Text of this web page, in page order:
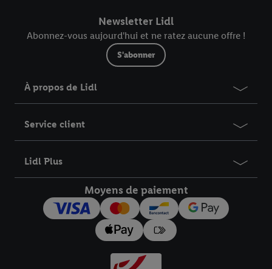
Newsletter Lidl
Abonnez-vous aujourd'hui et ne ratez aucune offre !
S'abonner
À propos de Lidl
Service client
Lidl Plus
Moyens de paiement